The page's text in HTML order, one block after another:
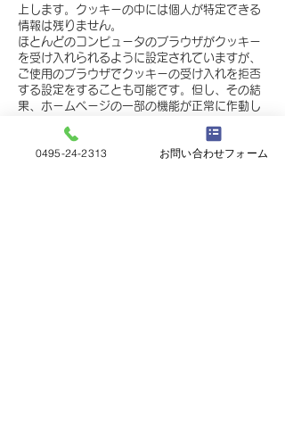
上します。クッキーの中には個人が特定できる
情報は残りません。
ほとんどのコンピュータのブラウザがクッキー
を受け入れられるように設定されていますが、
ご使用のブラウザでクッキーの受け入れを拒否
する設定をすることも可能です。但し、その結
果、ホームページの一部の機能が正常に作動し
0495-24-2313 お問い合わせフォーム